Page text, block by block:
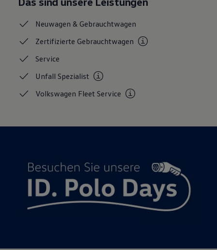
Neuwagen &Gebrauchtwagen
ZertifizierteGebrauchtwagen
Service
UnfallSpezialist
Volkswagen FleetService